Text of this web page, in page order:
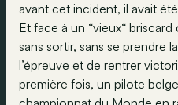
avant cet incident, il avait
Et face à un “vieux“
sans sortir, sans se prendre
l’épreuve et de rentrer
première fois, un pilote